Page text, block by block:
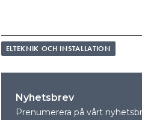
ELTEKNIK OCH INSTALLATION
Nyhetsbrev
Prenumerera på vårt